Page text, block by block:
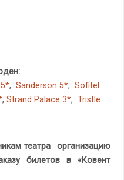
, Sanderson 5*, Sofitel
, Strand Palace 3*, Tristle
театра организацию
билетов в «Ковент